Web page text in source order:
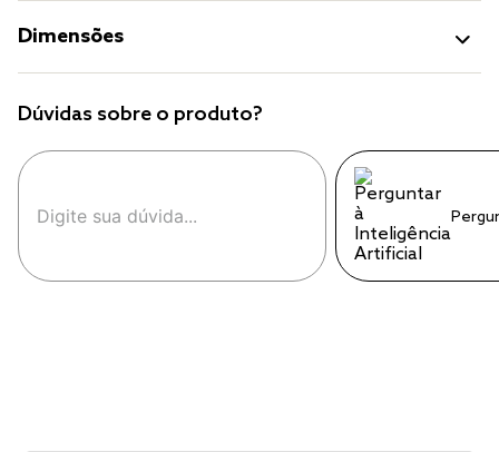
Dimensões
Dúvidas sobre o produto?